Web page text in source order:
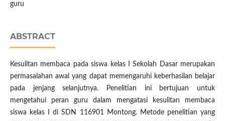
guru
ABSTRACT
Kesulitan membaca pada siswa kelas I Sekolah Dasar merupakan
permasalahan awal yang dapat memengaruhi keberhasilan belajar
pada jenjang selanjutnya. Penelitian ini bertujuan untuk
mengetahui peran guru dalam mengatasi kesulitan membaca
siswa kelas I di SDN 116901 Montong. Metode penelitian yang